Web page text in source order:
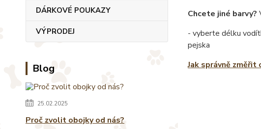
DÁRKOVÉ POUKAZY
VÝPRODEJ
Blog
25.02.2025
Proč zvolit obojky od nás?
Chcete jiné barvy?
- vyberte délku
pejska
Jak správně změřit